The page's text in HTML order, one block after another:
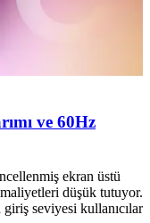
ve 60Hz
ekran üstü
düşük tutuyor.
seviyesi kullanıcılar